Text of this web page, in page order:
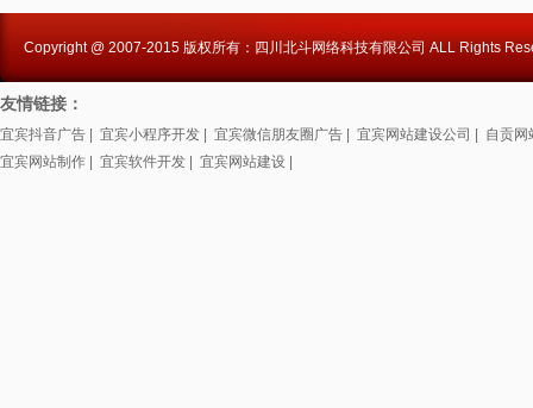
Copyright @ 2007-2015 版权所有：四川北斗网络科技有限公司 ALL Rights
友情链接：
宜宾抖音广告 宜宾小程序开发 宜宾微信朋友圈广告 宜宾网站建设公司
自贡网
宜宾网站制作
宜宾软件开发 宜宾网站建设